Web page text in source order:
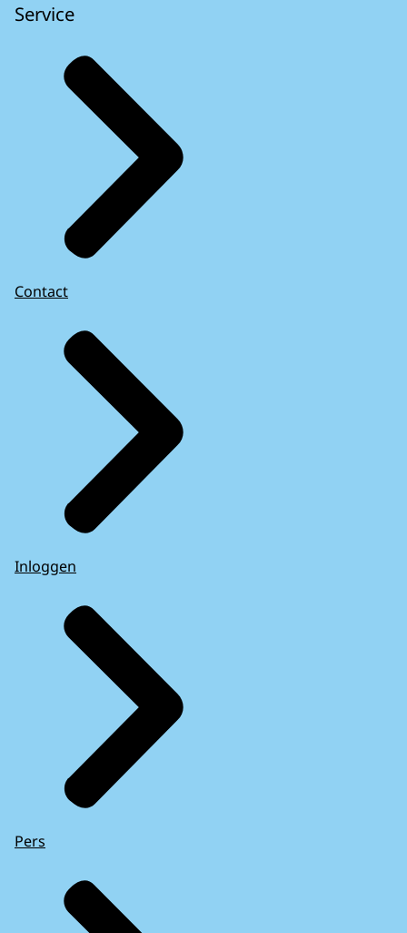
Service
Contact
Inloggen
Pers